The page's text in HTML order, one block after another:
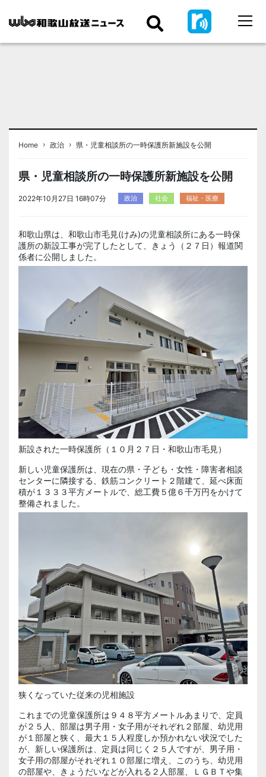
Home › 政治 › 県・児童相談所の一時保護所新施設を公開
県・児童相談所の一時保護所新施設を公開
2022年10月27日 16時07分 政治 社会 福祉・医療
和歌山県は、和歌山市毛見(けみ)の児童相談所にある一時保
護所の新設工事が完了したとして、きょう（２７日）報道関
係者に公開しました。
新設された一時保護所（１０月２７日・和歌山市毛見）
新しい児童保護所は、現在の県・子ども・女性・障害者相談
センターに隣接する、鉄筋コンクリート２階建て、延べ床面
積が１３３３平方メートルで、総工費５億６千万円をかけて
整備されました。
狭くなっていた従来の児相施設
これまでの児童保護所は９４８平方メートルあまりで、定員
が２５人、部屋は男子用・女子用がそれぞれ２部屋、幼児用
が１部屋と狭く、最大１５人程度しか預かれない状況でした
が、新しい保護所は、定員は同じく２５人ですが、男子用・
女子用の部屋がそれぞれ１０部屋に増え、このうち、幼児用
の部屋や、きょうだいなどが入れる２人部屋、ＬＧＢＴや集